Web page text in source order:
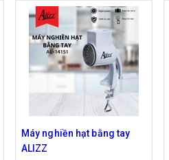
Máy nghiền hạt bằng tay
ALIZZ